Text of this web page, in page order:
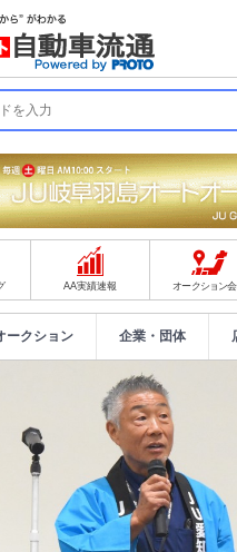
AA実績速報 オークション
ークション 企業・団体